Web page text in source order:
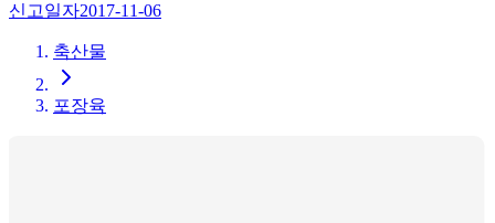
신고일자2017-11-06
축산물
포장육